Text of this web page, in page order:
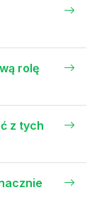
rolę
z tych